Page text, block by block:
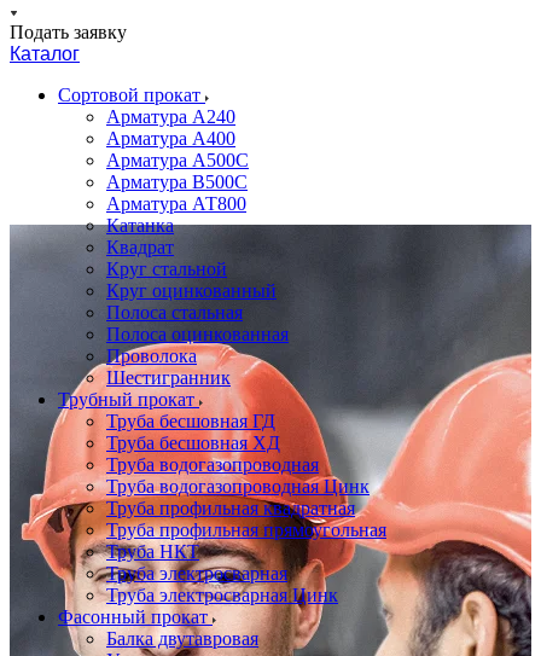
Подать заявку
Каталог
Сортовой прокат
Арматура А240
Арматура А400
Арматура А500C
Арматура В500С
Арматура АТ800
Катанка
Квадрат
Круг стальной
Круг оцинкованный
Полоса стальная
Полоса оцинкованная
Проволока
Шестигранник
Трубный прокат
Труба бесшовная ГД
Труба бесшовная ХД
Труба водогазопроводная
Труба водогазопроводная Цинк
Труба профильная квадратная
Труба профильная прямоугольная
Труба НКТ
Труба электросварная
Труба электросварная Цинк
Фасонный прокат
Балка двутавровая